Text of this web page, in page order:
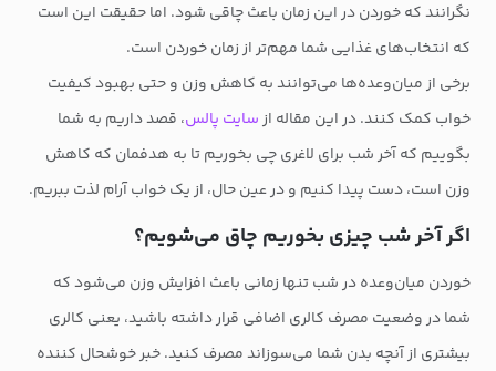
نگرانند که خوردن در این زمان باعث چاقی شود. اما حقیقت این است
که انتخاب‌های غذایی شما مهم‌تر از زمان خوردن است.
برخی از میان‌وعده‌ها می‌توانند به کاهش وزن و حتی بهبود کیفیت
خواب کمک کنند. در این مقاله ازسایت پالس، قصد داریم به شما
بگوییم که آخر شب برای لاغری چی بخوریم تا به هدفمان که کاهش
وزن‌ است، دست پیدا کنیم و در عین حال، از یک خواب آرام لذت ببریم.
اگر آخر شب چیزی بخوریم چاق می‌شویم؟
خوردن میان‌وعده در شب تنها زمانی باعث افزایش وزن می‌شود که
شما در وضعیت مصرف کالری اضافی قرار داشته باشید، یعنی کالری
بیشتری از آنچه بدن شما می‌سوزاند مصرف کنید. خبر خوشحال کننده